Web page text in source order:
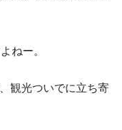
ねー。
観光ついでに立ち寄